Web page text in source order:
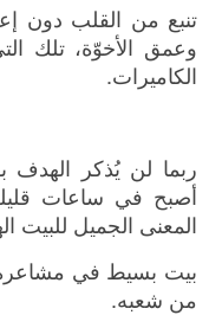
تنبع من القلب دون
وعمق الأخوّة، تلك
الكاميرات.
ربما لن يُذكر الهدف
أصبح في ساعات
المعنى الجميل للبيت
بيت بسيط في
من شعبه.